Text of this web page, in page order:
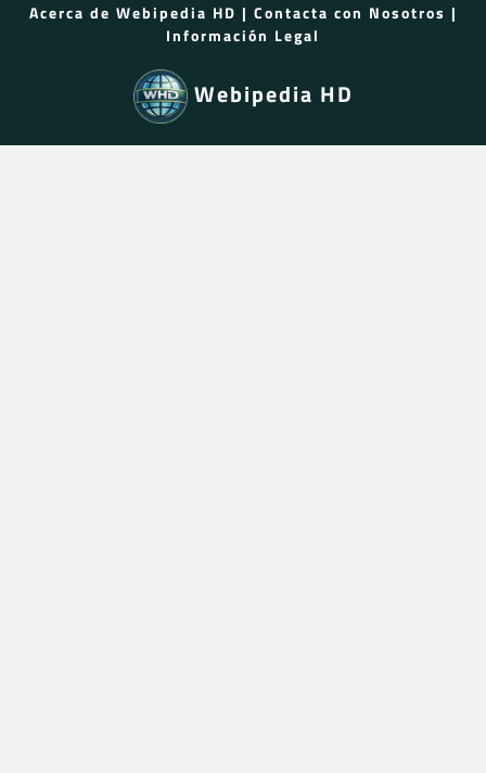
Acerca de Webipedia HD | Contacta con Nosotros |
Información Legal
Webipedia HD